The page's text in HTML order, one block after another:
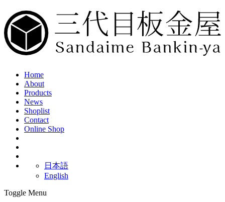
Home
About
Products
News
Shoplist
Contact
Online Shop
日本語
English
Toggle Menu